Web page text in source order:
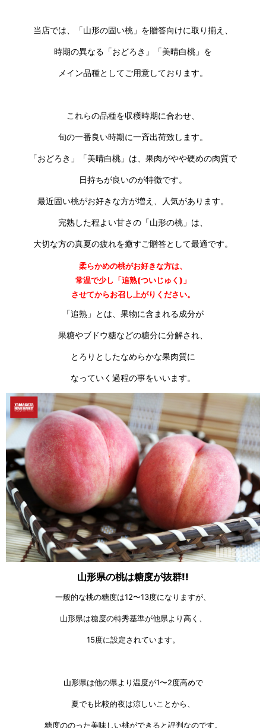
当店では、「山形の固い桃」を贈答向けに取り揃え、
時期の異なる「おどろき」「美晴白桃」を
メイン品種としてご用意しております。
これらの品種を収穫時期に合わせ、
旬の一番良い時期に一斉出荷致します。
「おどろき」「美晴白桃」は、果肉がやや硬めの肉質で
日持ちが良いのが特徴です。
最近固い桃がお好きな方が増え、人気があります。
完熟した程よい甘さの「山形の桃」は、
大切な方の真夏の疲れを癒すご贈答として最適です。
柔らかめの桃がお好きな方は、
常温で少し「追熟(ついじゅく)」
させてからお召し上がりください。
「追熟」とは、果物に含まれる成分が
果糖やブドウ糖などの糖分に分解され、
とろりとしたなめらかな果肉質に
なっていく過程の事をいいます。
山形県の桃は糖度が抜群!!
一般的な桃の糖度は12〜13度になりますが、
山形県は糖度の特秀基準が他県より高く、
15度に設定されています。
山形県は他の県より温度が1〜2度高めで
夏でも比較的夜は涼しいことから、
糖度ののった美味しい桃ができると評判なのです。